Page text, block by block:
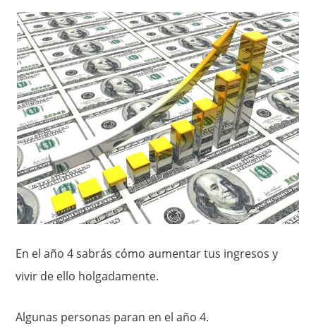
En el año 4 sabrás cómo aumentar tus ingresos y
vivir de ello holgadamente.
Algunas personas paran en el año 4.